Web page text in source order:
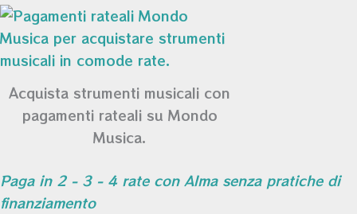
Acquista strumenti musicali con
pagamenti rateali su Mondo
Musica.
Paga in 2 - 3 - 4 rate con Alma senza pratiche di
finanziamento